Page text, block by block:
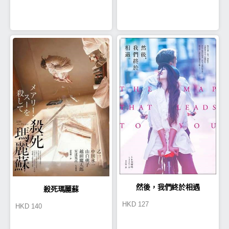
殺死瑪麗蘇
HKD 140
然後，我們終於相遇
HKD 127